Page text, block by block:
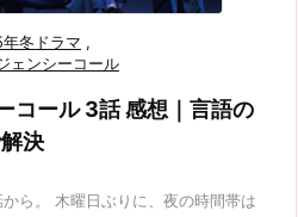
冬ドラマ ,
ェンシーコール
コール 3話 感想｜言語の
決
ら。 木曜日ぶりに、夜の時間帯は